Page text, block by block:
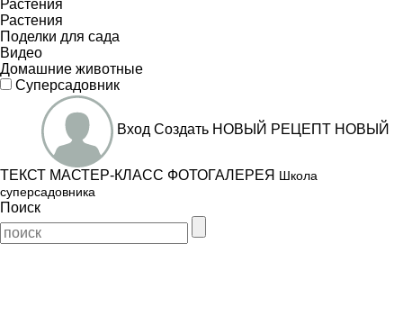
Растения
Растения
Поделки для сада
Видео
Домашние животные
Суперсадовник
Вход Создать НОВЫЙ РЕЦЕПТ НОВЫЙ
ТЕКСТ МАСТЕР-КЛАСС ФОТОГАЛЕРЕЯ Школа
суперсадовника
Поиск